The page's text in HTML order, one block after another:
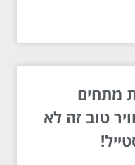
מתחים
טוב זה לא